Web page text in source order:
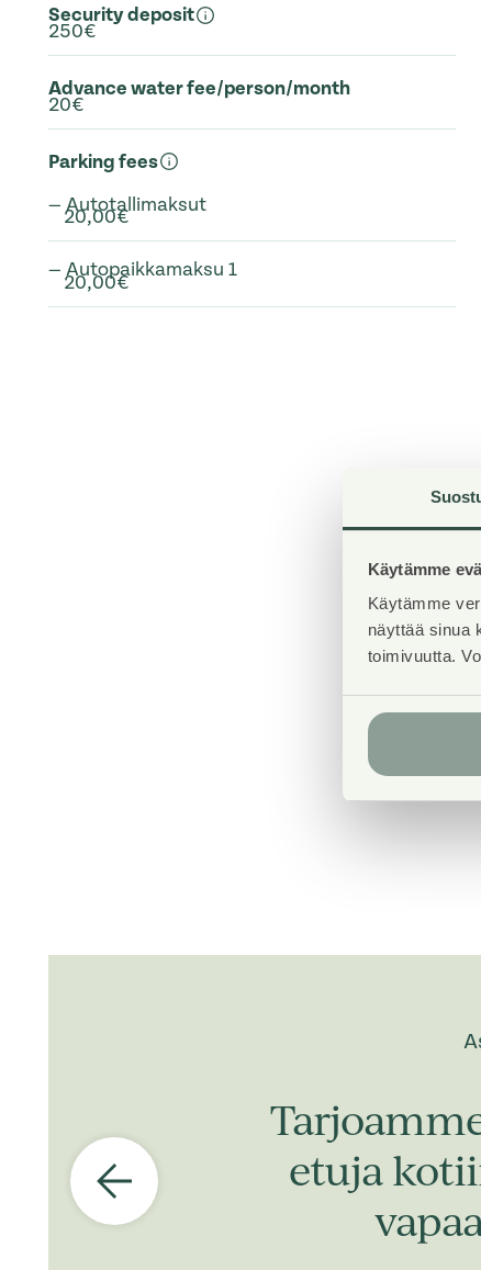
Käytämme
Käytämme
näyttää sinua
toimivuutta.
Security deposit
250€
Advance water fee/person/month
20€
Parking fees
— Autotallimaksut
20,00€
— Autopaikkamaksu 1
20,00€
etuja